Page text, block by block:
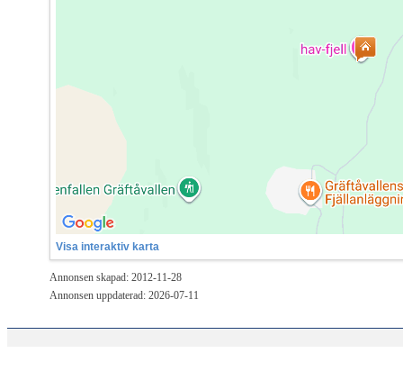
Visa interaktiv karta
Annonsen skapad: 2012-11-28
Annonsen uppdaterad: 2026-07-11